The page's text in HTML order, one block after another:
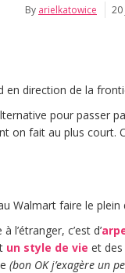
By arielkatowice 20
en direction de la
pour passer
on fait au plus court.
Walmart faire le plein
l’étranger, c’est d’
un style de vie et
(bon OK j’exagère un